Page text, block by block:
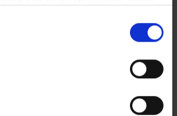
il proprio consenso in qualsiasi
sui cookie o facendo clic
informazioni sulla tua posizione
Docenti
Non ancora assegnato